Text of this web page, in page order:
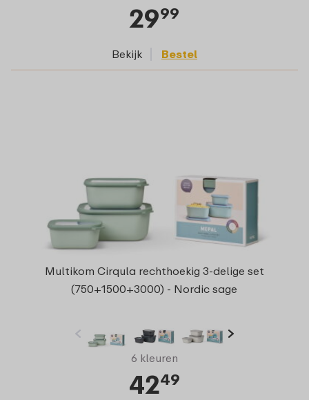
2999
Bekijk Bestel
Multikom Cirqula rechthoekig 3-delige set
(750+1500+3000) - Nordic sage
6 kleuren
4249